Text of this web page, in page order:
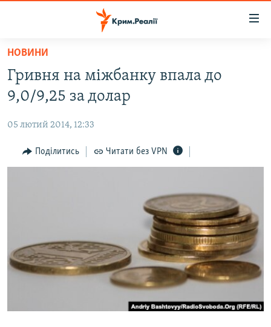
Перейти
основного
матеріалу
до
навігації
Перейти
ВОДА.КРИМ
ПОЛІТИКА
БЛОГИ
СПЕЦПРОЕКТИ
ДЕПОРТАЦІЯ
ЯК ОБІЙТИ БЛОКУВАННЯ
Qırımtatar
НОВИНИ
Гривня на міжбанку впала до
9,0/9,25 за долар
05 лютий 2014, 12:33
Поділитись Читати без VPN